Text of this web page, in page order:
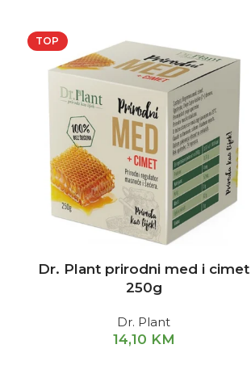
TOP
Dr. Plant prirodni med i cimet
250g
Dr. Plant
14,10 KM